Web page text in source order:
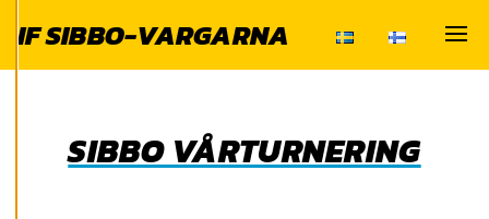
och kan ändra dem
när som helst. Läs
IF SIBBO-VARGARNA
SIBBO VÅRTURNERING